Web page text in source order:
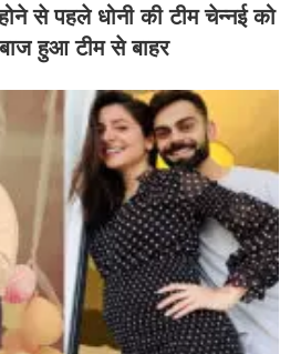
से पहले धोनी की टीम चेन्नई को
हुआ टीम से बाहर